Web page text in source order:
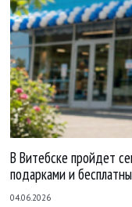
В Витебске пройдет
подарками и
04.06.2026